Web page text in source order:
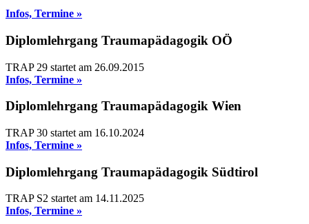
Infos, Termine »
Diplomlehrgang Traumapädagogik OÖ
TRAP 29 startet am 26.09.2015
Infos, Termine »
Diplomlehrgang Traumapädagogik Wien
TRAP 30 startet am 16.10.2024
Infos, Termine »
Diplomlehrgang Traumapädagogik Südtirol
TRAP S2 startet am 14.11.2025
Infos, Termine »